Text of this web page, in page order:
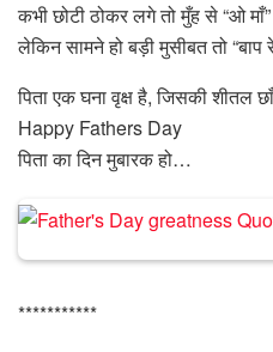
कभी छोटी ठोकर लगे तो मुँह से “ओ
लेकिन सामने हो बड़ी मुसीबत तो “बाप
पिता एक घना वृक्ष है, जिसकी शीतल
Happy Fathers Day
पिता का दिन मुबारक हो…
***********